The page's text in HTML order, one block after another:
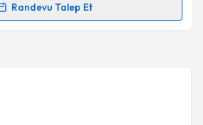
Randevu Talep Et
Talebi
e-posta ile bilgilendireceğiz.